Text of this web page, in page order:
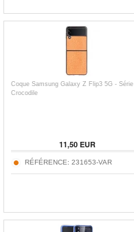
Coque Samsung Galaxy Z Flip3 5G - Série
Crocodile
11,50EUR
RÉFÉRENCE: 231653-VAR